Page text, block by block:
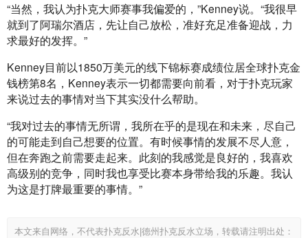
“当然，我认为扑克大师赛事我偏爱的，”Kenney说。“我很早
就到了阿瑞尔酒店，先让自己放松，准好充足准备迎战，力
求最好的发挥。”
Kenney目前以1850万美元的线下锦标赛成绩位居全球扑克金
钱榜第8名，Kenney表示一切都需要向前看，对于扑克玩家
来说过去的事情对当下其实没什么帮助。
“我对过去的事情无所谓，我所在乎的是现在和未来，尽自己
的可能走到自己想要的位置。有时候事情的发展不尽人意，
但在奔跑之前需要走起来。此刻的我感觉是良好的，我喜欢
高级别的竞争，同时我也享受比赛本身带给我的乐趣。我认
为这是打牌最重要的事情。”
本文来自网络，不代表扑克反水|德州扑克反水立场，转载请注明出处：